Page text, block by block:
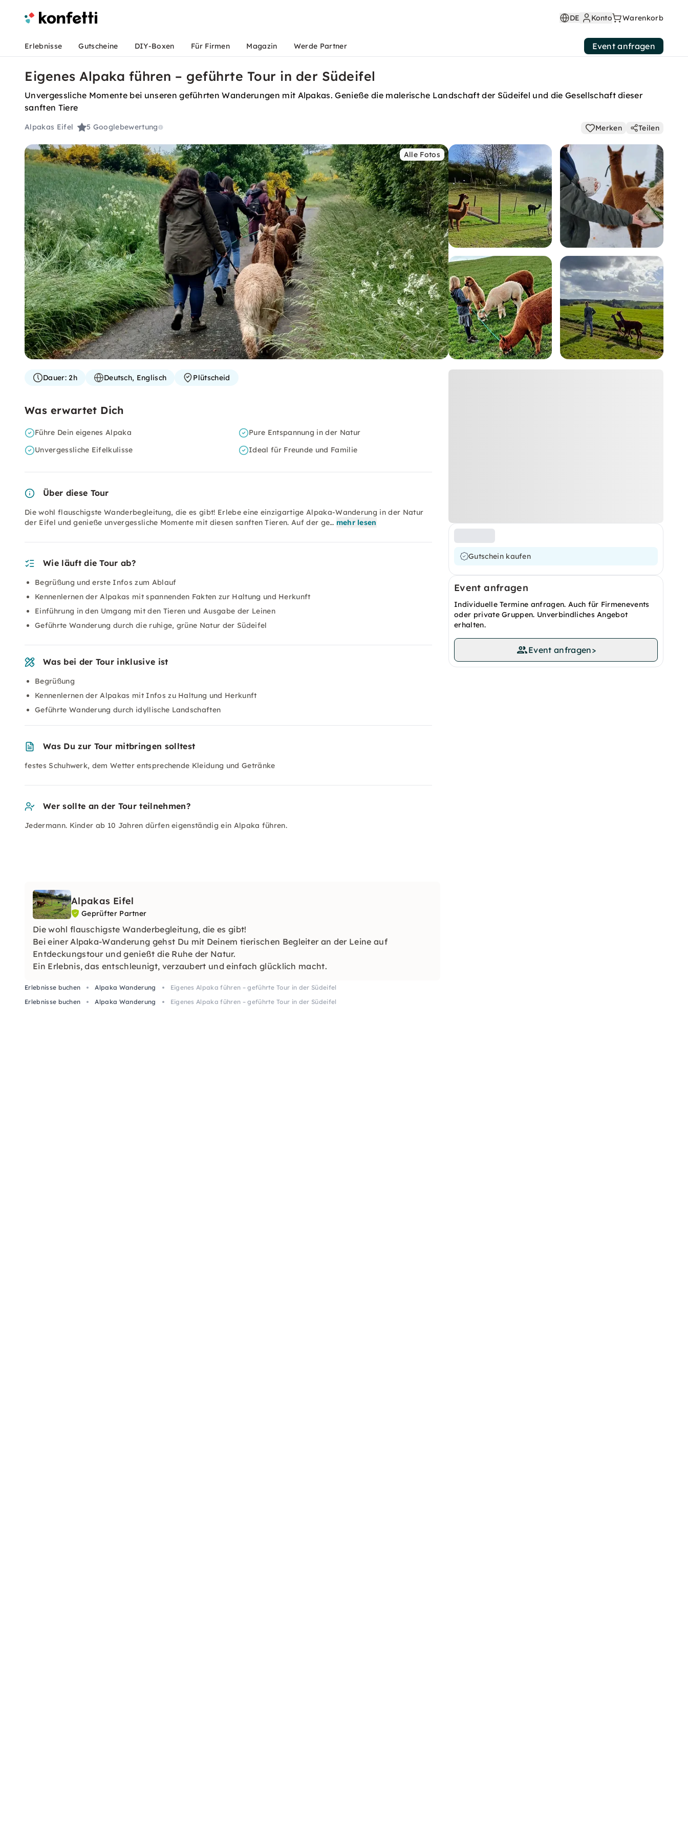
DE Konto Warenkorb
Erlebnisse Gutscheine DIY-Boxen Für Firmen Magazin Werde Partner Event anfragen
Eigenes Alpaka führen – geführte Tour in der Südeifel
Unvergessliche Momente bei unseren geführten Wanderungen mit Alpakas. Genieße die malerische Landschaft der Südeifel und die Gesellschaft dieser
sanften Tiere
Alpakas Eifel 5 Googlebewertung Merken Teilen
Alle Fotos
Gutschein kaufen
Event anfragen
Individuelle Termine anfragen. Auch für Firmenevents
oder private Gruppen. Unverbindliches Angebot
erhalten.
Event anfragen>
Dauer:2h Deutsch, Englisch Plütscheid
Was erwartet Dich
Führe Dein eigenes Alpaka
Pure Entspannung in der Natur
Unvergessliche Eifelkulisse
Ideal für Freunde und Familie
Über diese Tour
Die wohl flauschigste Wanderbegleitung, die es gibt! Erlebe eine einzigartige Alpaka-Wanderung in der Natur
der Eifel und genieße unvergessliche Momente mit diesen sanften Tieren. Auf der ge… mehr lesen
Wie läuft die Tour ab?
Begrüßung und erste Infos zum Ablauf
Kennenlernen der Alpakas mit spannenden Fakten zur Haltung und Herkunft
Einführung in den Umgang mit den Tieren und Ausgabe der Leinen
Geführte Wanderung durch die ruhige, grüne Natur der Südeifel
Was bei der Tour inklusive ist
Begrüßung
Kennenlernen der Alpakas mit Infos zu Haltung und Herkunft
Geführte Wanderung durch idyllische Landschaften
Was Du zur Tour mitbringen solltest
festes Schuhwerk, dem Wetter entsprechende Kleidung und Getränke
Wer sollte an der Tour teilnehmen?
Jedermann. Kinder ab 10 Jahren dürfen eigenständig ein Alpaka führen.
Alpakas Eifel
Geprüfter Partner
Die wohl flauschigste Wanderbegleitung, die es gibt!
Bei einer Alpaka-Wanderung gehst Du mit Deinem tierischen Begleiter an der Leine auf
Entdeckungstour und genießt die Ruhe der Natur.
Ein Erlebnis, das entschleunigt, verzaubert und einfach glücklich macht.
Erlebnisse buchen Alpaka Wanderung
Eigenes Alpaka führen – geführte Tour in der Südeifel
Erlebnisse buchen
Alpaka Wanderung Eigenes Alpaka führen – geführte Tour in der Südeifel